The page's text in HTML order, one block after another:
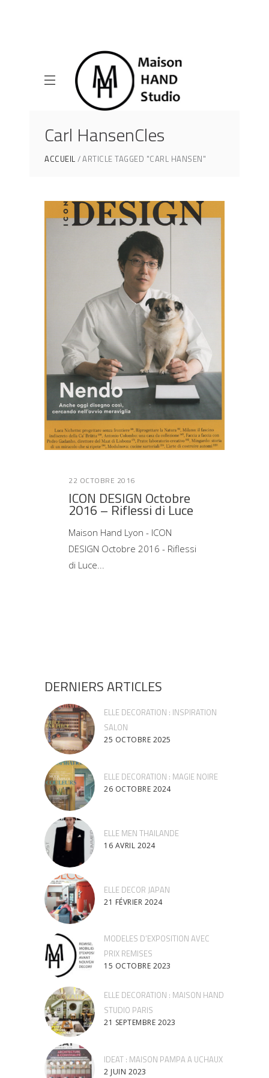
Carl HansenCles
ACCUEIL ARTICLE TAGGED "CARL HANSEN"
22 OCTOBRE 2016
ICON DESIGN Octobre
2016 – Riflessi di Luce
Maison Hand Lyon - ICON
DESIGN Octobre 2016 - Riflessi
di Luce
DERNIERS ARTICLES
ELLE DECORATION : INSPIRATION
SALON
25 OCTOBRE 2025
ELLE DECORATION : MAGIE NOIRE
26 OCTOBRE 2024
ELLE MEN THAILANDE
16 AVRIL 2024
ELLE DECOR JAPAN
21 FÉVRIER 2024
MODELES D’EXPOSITION AVEC
PRIX REMISES
15 OCTOBRE 2023
ELLE DECORATION : MAISON HAND
STUDIO PARIS
21 SEPTEMBRE 2023
IDEAT : MAISON PAMPA A UCHAUX
2 JUIN 2023